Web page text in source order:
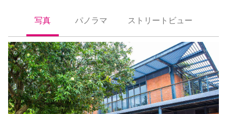
照片
写真 全景
パノラマ 街景
ストリートビュー